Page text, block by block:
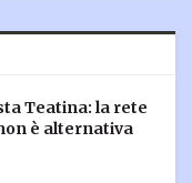
Teatina: la rete
è alternativa